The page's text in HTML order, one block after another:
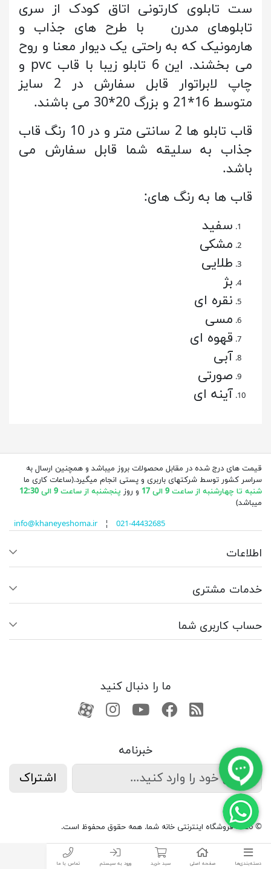
دسته‌بندی‌ها صفحه اصلی سبد خرید ورود به سیستم تماس با ما
ست تابلوی کارتونی اتاق کودک از سری
تابلوهای مدرن با طرح های جذاب و
هارمونیک که به راحتی یک دیوار معنا و روح
می بخشند. این 6 تابلو زیبا با قاب pvc و
چاپ لابراتوار قابل سفارش در 2 سایز
متوسط 16*21 و بزرگ 20*30 می باشند.
قاب تابلو ها 2 سانتی متر و در 10 رنگ قاب
جذاب به سلیقه شما قابل سفارش می
باشد.
قاب ها به رنگ های:
سفید
مشکی
طلایی
بژ
نقره ای
مسی
قهوه ای
آبی
صورتی
آینه ای
قیمت های درج شده در مقابل محصولات بروز میباشد و همچنین ارسال به
سراسر کشور توسط شرکتهای باربری و پستی انجام میگیرد.(ساعات کاری ما
شنبه تا چهارشنبه از ساعت 9 الی 17
و روز پنجشنبه از ساعت 9 الی 12:30
میباشد)
info@khaneyeshoma.ir¦ 021-44432685
اطلاعات
خدمات مشتری
حساب کاربری شما
ما را دنبال کنید
RSSفیسبوکیوتیوبکانال آپارات
کانال آپارات
خبرنامه
اشتراک
© 2026 فروشگاه اینترنتی خانه شما. همه حقوق محفوظ است.